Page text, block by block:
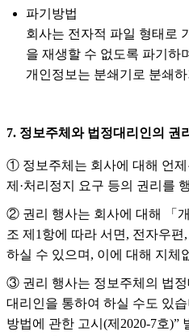
파기방법
회사는 전자적 파일 형태로
을 재생할 수 없도록 파기하
개인정보는 분쇄기로 분쇄
7. 정보주체와 법정대리인의 권
① 정보주체는 회사에 대해 언제
제·처리정지 요구 등의 권리를
② 권리 행사는 회사에 대해 「
조 제1항에 따라 서면, 전자우
하실 수 있으며, 이에 대해 지체
③ 권리 행사는 정보주체의 법
대리인을 통하여 하실 수도 있
방법에 관한 고시(제2020-7호)”